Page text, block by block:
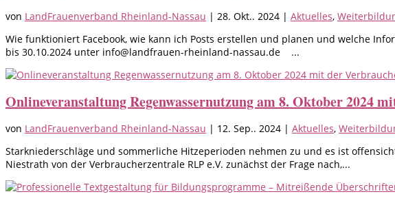
von LandFrauenverband Rheinland-Nassau | 28. Okt.. 2024 | Aktuelles,
Wie funktioniert Facebook, wie kann ich Posts erstellen und planen und welche
bis 30.10.2024 unter info@landfrauen-rheinland-nassau.de ...
Onlineveranstaltung Regenwassernutzung am 8. Oktober 2024
von LandFrauenverband Rheinland-Nassau | 12. Sep.. 2024 | Aktuelles,
Starkniederschläge und sommerliche Hitzeperioden nehmen zu und es ist
Niestrath von der Verbraucherzentrale RLP e.V. zunächst der Frage nach,...